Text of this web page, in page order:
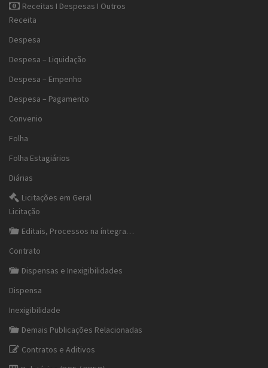
Receitas I Despesas I Outros
Receita
Despesa
Despesa – Liquidação
Despesa – Empenho
Despesa – Pagamento
Convenio
Folha
Folha Estagiários
Diárias
Licitações em Geral
Licitação
Editais, Processos na íntegra…
Contrato
Dispensas e Inexigibilidades
Dispensa
Inexigibilidade
Demais Publicações Relacionadas
Contratos e Aditivos